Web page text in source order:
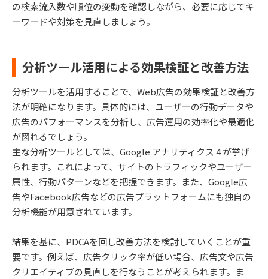
の検索流入数や順位の変動を確認しながら、必要に応じてキ
ーワードや対策を見直しましょう。
分析ツール活用による効果検証と改善方法
分析ツールを活用することで、Web広告の効果検証と改善方
法が明確になります。具体的には、ユーザーの行動データや
広告のパフォーマンスを分析し、広告運用の効率化や最適化
が図れるでしょう。
主な分析ツールとしては、Google アナリティクス 4 が挙げ
られます。これによって、サイトのトラフィックやユーザー
属性、行動パターンなどを把握できます。また、Google広
告やFacebook広告などの広告プラットフォームにも独自の
分析機能が用意されています。
結果を基に、PDCAを回し改善方法を検討していくことが重
要です。例えば、広告クリック率が低い場合、広告文や広告
クリエイティブの見直しを行なうことが考えられます。ま